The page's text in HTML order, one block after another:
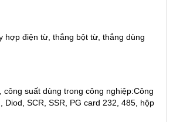
hợp điện từ, thắng bột từ, thắng dùng
công suất dùng trong công nghiệp:Công
Diod, SCR, SSR, PG card 232, 485, hộp